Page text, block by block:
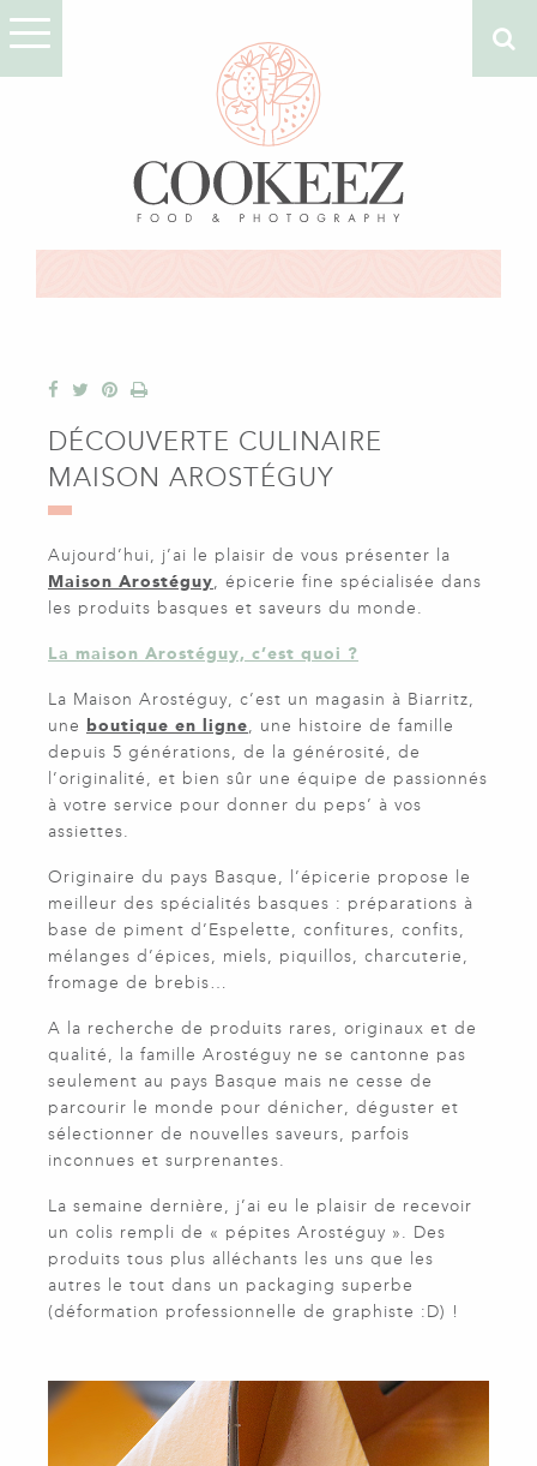
DÉCOUVERTE CULINAIRE
MAISON AROSTÉGUY
Aujourd’hui, j’ai le plaisir de vous présenter la
Maison Arostéguy, épicerie fine spécialisée dans
les produits basques et saveurs du monde.
La maison Arostéguy, c’est quoi ?
La Maison Arostéguy, c’est un magasin à Biarritz,
une boutique en ligne, une histoire de famille
depuis 5 générations, de la générosité, de
l’originalité, et bien sûr une équipe de passionnés
à votre service pour donner du peps’ à vos
assiettes.
Originaire du pays Basque, l’épicerie propose le
meilleur des spécialités basques : préparations à
base de piment d’Espelette, confitures, confits,
mélanges d’épices, miels, piquillos, charcuterie,
fromage de brebis…
A la recherche de produits rares, originaux et de
qualité, la famille Arostéguy ne se cantonne pas
seulement au pays Basque mais ne cesse de
parcourir le monde pour dénicher, déguster et
sélectionner de nouvelles saveurs, parfois
inconnues et surprenantes.
La semaine dernière, j’ai eu le plaisir de recevoir
un colis rempli de « pépites Arostéguy ». Des
produits tous plus alléchants les uns que les
autres le tout dans un packaging superbe
(déformation professionnelle de graphiste :D) !